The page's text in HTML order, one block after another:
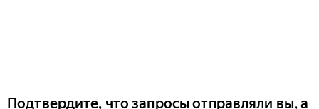
Подтвердите, что запросы отправляли вы, а